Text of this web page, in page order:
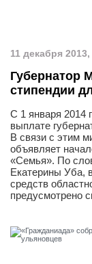
11 декабря
Губернатор
стипендии
С 1 января 2014
выплате
В связи с этим
объявляет
«Семья». По
Екатерины Уба,
средств
предусмотрено